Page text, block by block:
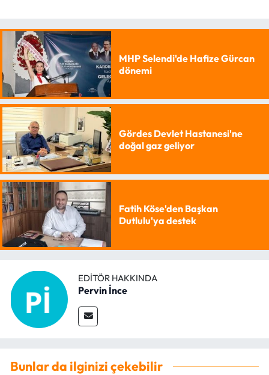
MHP Selendi'de Hafize Gürcan
dönemi
Gördes Devlet Hastanesi'ne
doğal gaz geliyor
Fatih Köse'den Başkan
Dutlulu'ya destek
EDITÖR HAKKINDA
Pervin İnce
Bunlar da ilginizi çekebilir